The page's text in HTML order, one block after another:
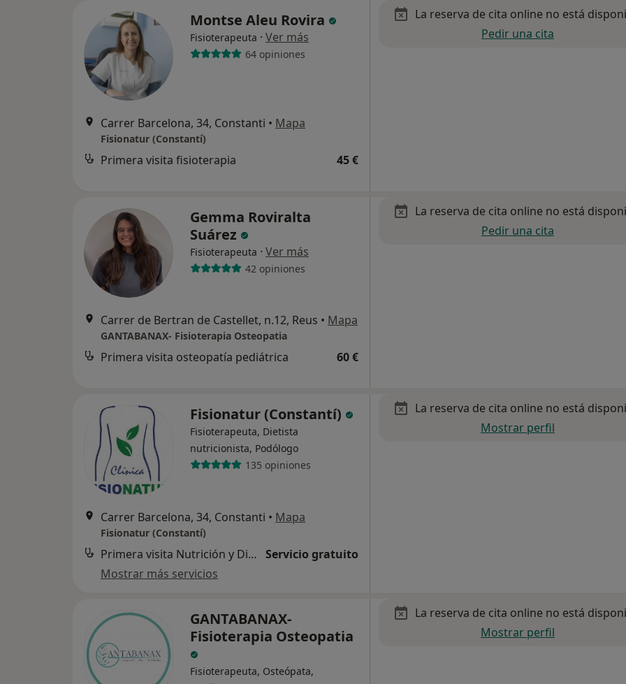
Montse Aleu Rovira
Fisioterapeuta · Ver más
64 opiniones
Carrer Barcelona, 34, Constanti • Mapa
Fisionatur (Constantí)
Primera visita fisioterapia 45 €
La reserva de cita online no está
Pedir una cita
Gemma Roviralta
Suárez
Fisioterapeuta · Ver más
42 opiniones
Carrer de Bertran de Castellet, n.12, Reus • Mapa
GANTABANAX- Fisioterapia Osteopatia
Primera visita osteopatía pediátrica 60 €
La reserva de cita online no está
Pedir una cita
Fisionatur (Constantí)
Fisioterapeuta, Dietista
nutricionista, Podólogo
135 opiniones
Carrer Barcelona, 34, Constanti • Mapa
Fisionatur (Constantí)
Primera visita Nutrición y Dietética Servicio gratuito
Mostrar más servicios
La reserva de cita online no está
Mostrar perfil
GANTABANAX-
Fisioterapia Osteopatia
Fisioterapeuta, Osteópata,
La reserva de cita online no está
Mostrar perfil